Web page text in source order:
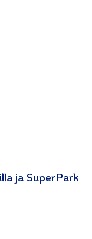
ja SuperPark